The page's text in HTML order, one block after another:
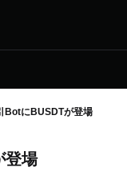
BotにBUSDTが登場
登場